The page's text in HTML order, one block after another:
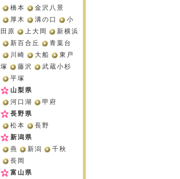
橋本
金沢八景
厚木
溝の口
小
田原
上大岡
新横浜
新百合丘
青葉台
川崎
大船
東戸
塚
藤沢
武蔵小杉
平塚
山梨県
河口湖
甲府
長野県
松本
長野
新潟県
燕
新潟
千秋
長岡
富山県